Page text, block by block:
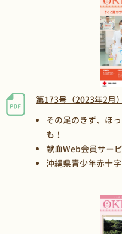
第173号（2023年2月）
その足のきず、ほ
も！
献血Web会員サー
沖縄県青少年赤十